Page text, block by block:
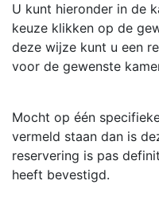
U kunt hieronder in de
keuze klikken op de
deze wijze kunt u een
voor de gewenste
Mocht op één
vermeld staan dan is
reservering is pas
heeft bevestigd.